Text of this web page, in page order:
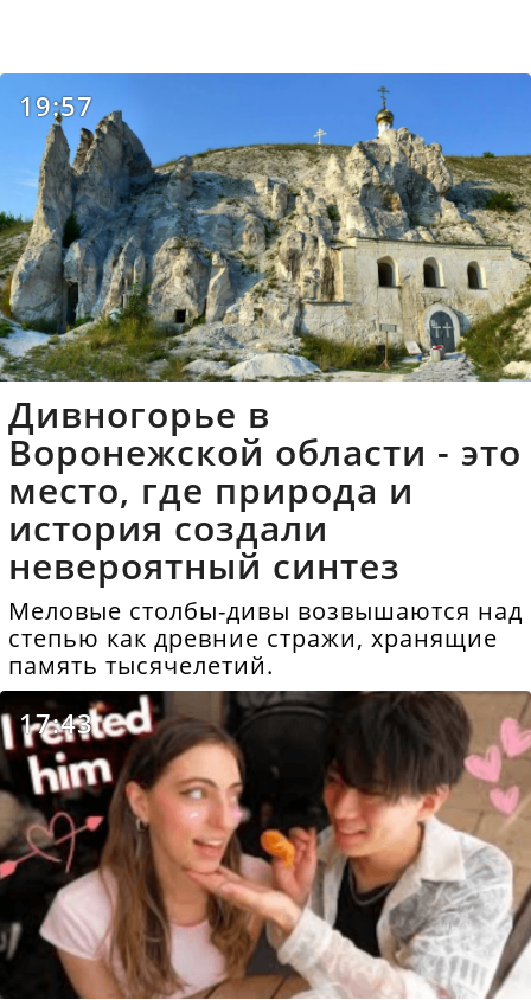
19:57
Дивногорье в
Воронежской области - это
место, где природа и
история создали
невероятный синтез
Меловые столбы-дивы возвышаются над
степью как древние стражи, хранящие
память тысячелетий.
17:43